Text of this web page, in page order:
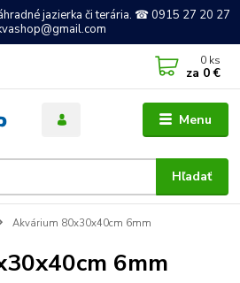
jazierka či terária. ☎ 0915 27 20 27
Menu
Hľadať
0 ks
za 0 €
Akvárium 80x30x40cm 6mm
6mm